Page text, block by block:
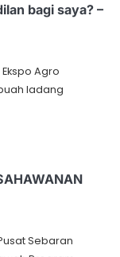
bagi saya? –
Agro
ladang
Sebaran